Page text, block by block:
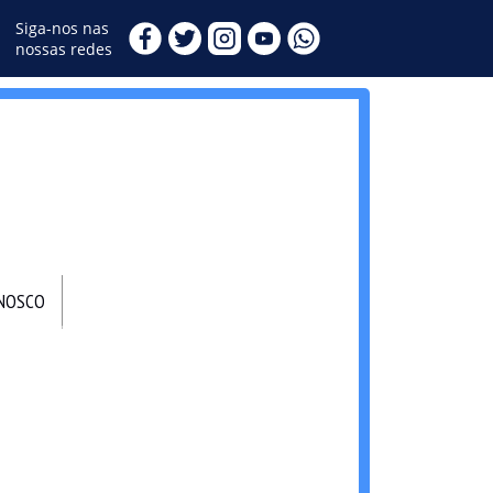
Siga-nos nas
nossas redes